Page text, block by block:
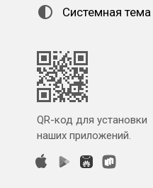
Системная тема
QR-код для установки
наших приложений.